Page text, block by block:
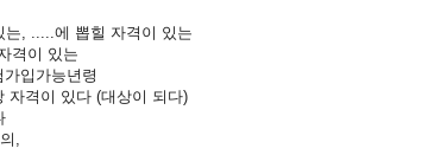
, ..... 에 뽑힐 자격이 있는
격이 있는
가입가능년령
자격이 있다 (대상이 되다)